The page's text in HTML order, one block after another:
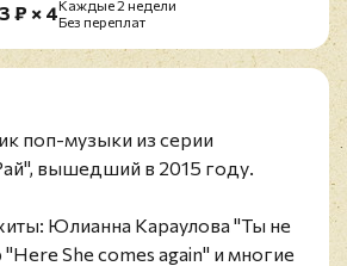
₽ × 4Каждые 2 недели
Без переплат
поп-музыки из серии
вышедший в 2015 году.
Юлианна Караулова "Ты не
She comes again" и многие